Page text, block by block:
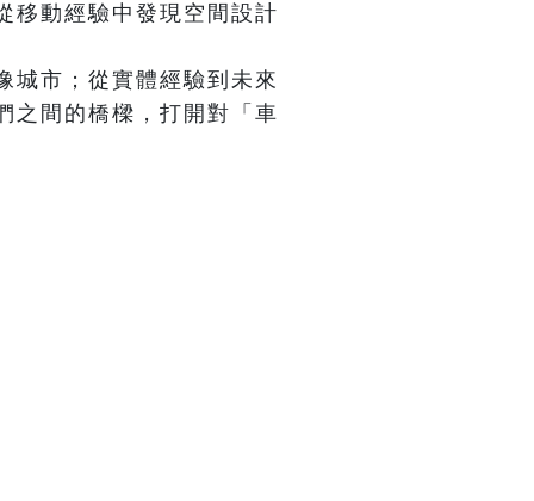
移動經驗中發現空間設計
城市；從實體經驗到未來
之間的橋樑，打開對「車